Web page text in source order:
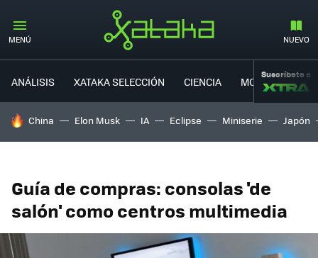
MENÚ NUEVO
ANÁLISIS XATAKA SELECCIÓN CIENCIA MOVILIDAD
Suscríbete a
HOY SE HABLA DE
China Elon Musk IA Eclipse Miniserie Japón
Guía de compras: consolas 'de
salón' como centros multimedia